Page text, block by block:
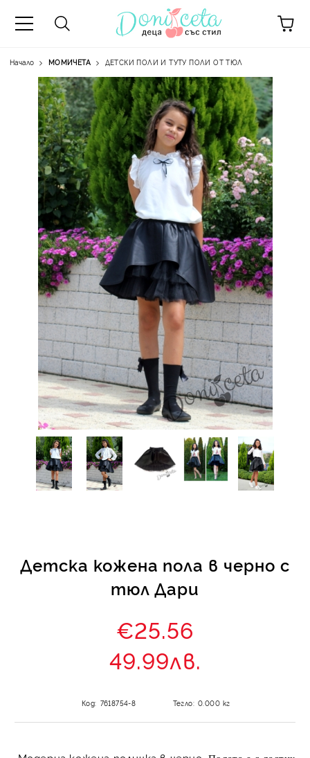
Начало МОМИЧЕТА ДЕТСКИ ПОЛИ И ТУТУ ПОЛИ ОТ ТЮЛ
Детска кожена пола в черно с
тюл Дари
€25.56
49.99лв.
Код: 7618754-8 Тегло: 0.000 кг